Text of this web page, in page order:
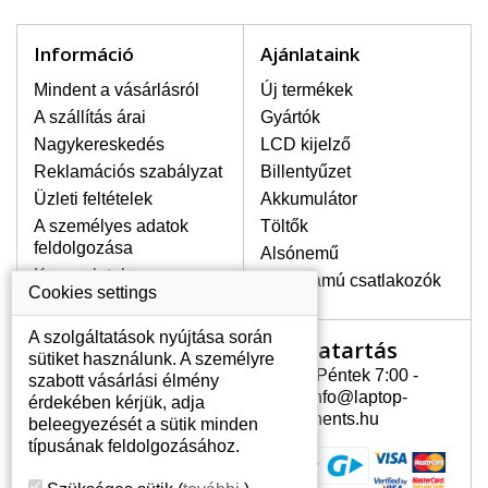
LCD KIJELZŐ!
A raktáron csakis eredeti
kijelzőket tartunk, amelyek a
jótállás egész ideje alatt a pixelek
hibásodása nélkül, teljesítik az
A+ minőségi kategória igényes
HOGYAN TUDJA MEGÁLLAPÍTANI
MILYEN KIJELZŐ SZÜKSÉGES A
LAPTOPJÁHOZ?
A kijelzőt a laptop modeljle alapján lehet
kikeresni, amely megjelölés megtalálható
a laptop alulsó részén található címkén
vagy az akkumulátor alatt. Rendszerint
ábrázolva van egy keretben vagy a
billentyűzetnél a vázon is. Abban az
esetben, amennyiben a sérült vagy
megrepedt kijelző le van szerelve, a típus
megjelölését megtalálhatja a kijelző
Információ
Mindent a vásárlásról
A szállítás árai
Nagykereskedés
Reklamációs szabályzat
Üzleti feltételek
A személyes adatok
feldolgozása
Kapcsolatok
Ajánlataink
Új termékek
Gyártók
LCD kijelző
Billentyűzet
Akkumulátor
Töltők
Alsónemű
Erősáramú csatlakozók
Az Ön számlája
Az Ön számlája
Személyes információk
Címek
Nyitvatartás
Hétfõ - Péntek 7:00 -
15:30 info@laptop-
components.hu
Cookies settings
A szolgáltatások nyújtása során
sütiket használunk. A személyre
szabott vásárlási élmény
érdekében kérjük, adja
beleegyezését a sütik minden
típusának feldolgozásához.